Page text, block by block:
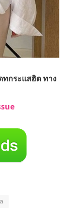
กระแสฮิต ทาง